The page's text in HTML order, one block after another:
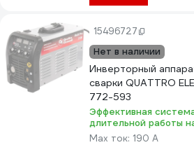
15496727
Нет в наличии
Инверторный
сварки QUATTRO
772-593
Эффективная
длительной работы
Max ток: 190 А